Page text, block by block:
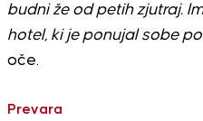
budni že od petih zjutraj.
hotel, ki je ponujal sobe
oče.
Prevara